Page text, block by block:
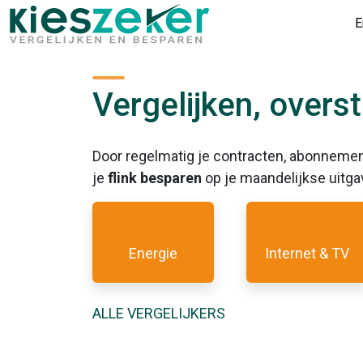
Vergelijken,
Door regelmatig je contracten,
je flink besparen op je maandelijkse
Energie Internet & TV
ALLE VERGELIJKERS